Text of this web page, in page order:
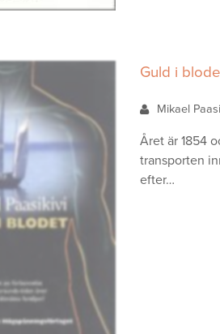
Guld i
Mikael
Året är 1854
transporten
efter…